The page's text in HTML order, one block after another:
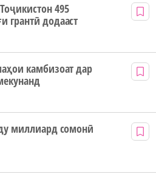
495
грантӣ додааст
камбизоат дар
миллиард сомонӣ